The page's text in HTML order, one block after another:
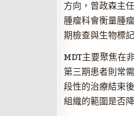
方向，曾政森主
腫瘤科會衡量腫
期檢查與生物標
MDT主要聚焦在
第三期患者則常
段性的治療結束
組織的範圍是否